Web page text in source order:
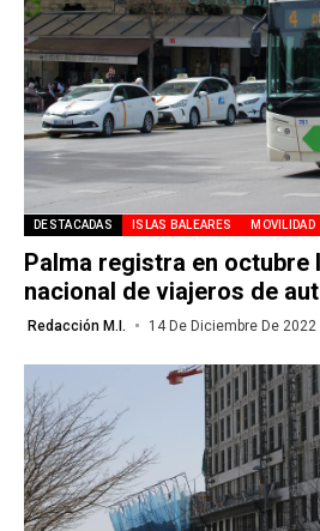
DESTACADAS ISLAS BALEARES MOVILIDAD
Palma registra en octubre
nacional de viajeros de
Redacción M.I. 14 De Diciembre De 2022